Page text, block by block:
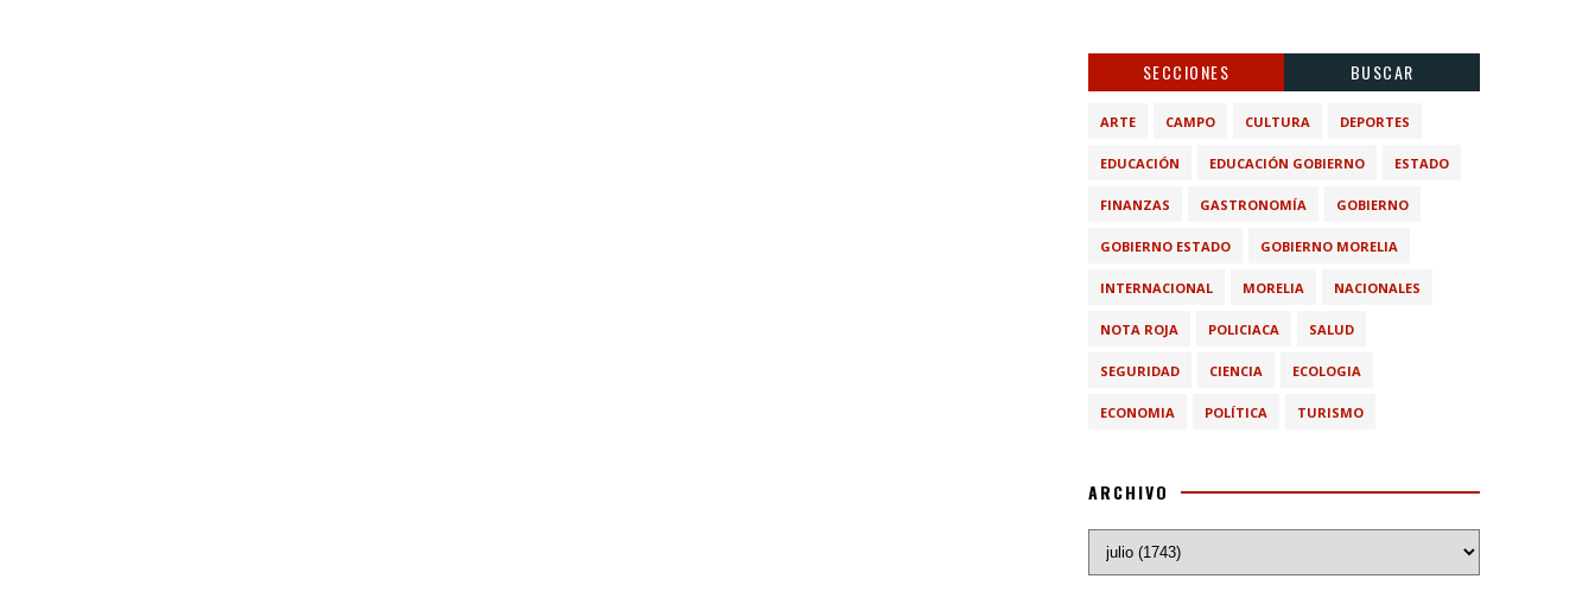
SECCIONES BUSCAR
ARTE CAMPO CULTURA DEPORTES
EDUCACIÓN EDUCACIÓN GOBIERNO ESTADO
FINANZAS GASTRONOMÍA GOBIERNO
GOBIERNO ESTADO GOBIERNO MORELIA
INTERNACIONAL MORELIA NACIONALES
NOTA ROJA POLICIACA SALUD
SEGURIDAD CIENCIA ECOLOGIA
ECONOMIA POLÍTICA TURISMO
ARCHIVO